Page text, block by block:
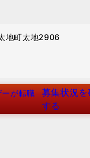
地町太地2906
が転職
募集状況
する